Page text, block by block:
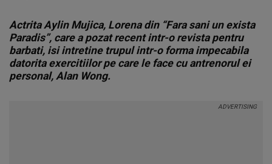
Actrita Aylin Mujica, Lorena din “Fara sani un exista
Paradis”, care a pozat recent intr-o revista pentru
barbati, isi intretine trupul intr-o forma impecabila
datorita exercitiilor pe care le face cu antrenorul ei
personal, Alan Wong.